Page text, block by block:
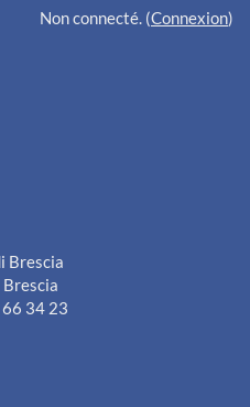
Non connecté. (Connexion)
Brescia
34 23